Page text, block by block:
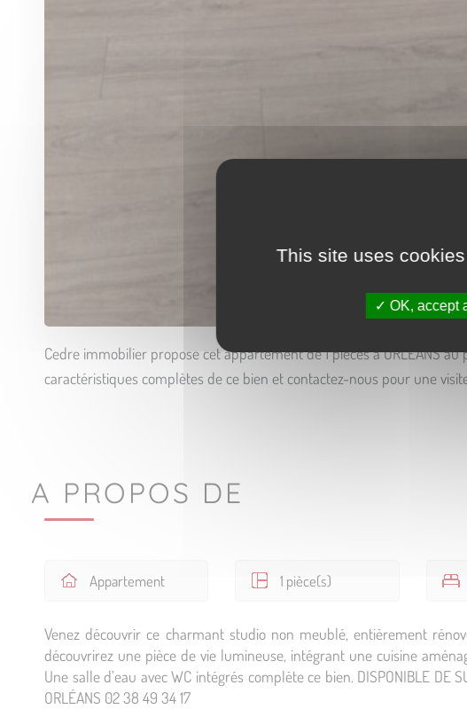
Cedre immobilier propose cet appartement de 1 pièces à ORLEANS
caractéristiques complètes de ce bien et contactez-nous pour une
A PROPOS DE
Appartement 1 pièce(s)
Venez découvrir ce charmant studio non meublé, entièrement
découvrirez une pièce de vie lumineuse, intégrant une cuisine
Une salle d’eau avec WC intégrés complète ce bien. DISPONIBLE DE
ORLÉANS 02 38 49 34 17
This site uses
OK, accept